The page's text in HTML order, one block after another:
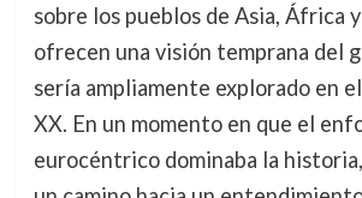
sobre los pueblos de Asia, África
ofrecen una visión temprana del
sería ampliamente explorado en
XX. En un momento en que el
eurocéntrico dominaba la